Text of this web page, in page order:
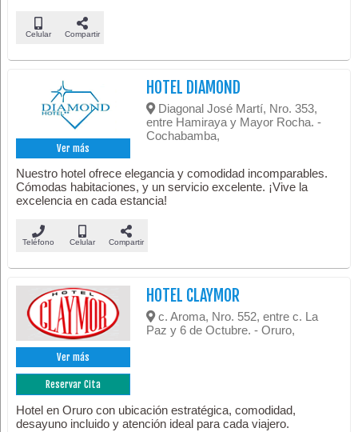
Celular Compartir
Ver más
HOTEL DIAMOND
Diagonal José Martí, Nro. 353,
entre Hamiraya y Mayor Rocha. -
Cochabamba,
Nuestro hotel ofrece elegancia y comodidad incomparables.
Cómodas habitaciones, y un servicio excelente. ¡Vive la
excelencia en cada estancia!
Teléfono Celular Compartir
Ver más
Reservar Cita
HOTEL CLAYMOR
c. Aroma, Nro. 552, entre c. La
Paz y 6 de Octubre. - Oruro,
Hotel en Oruro con ubicación estratégica, comodidad,
desayuno incluido y atención ideal para cada viajero.